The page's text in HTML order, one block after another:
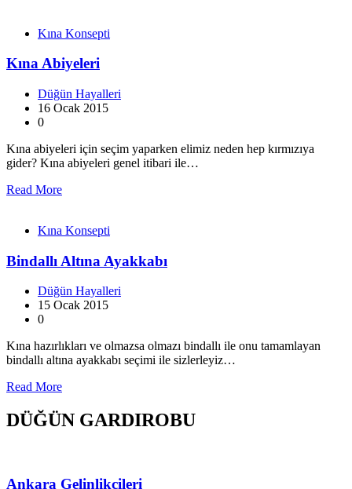
Kına Konsepti
Kına Abiyeleri
Düğün Hayalleri
16 Ocak 2015
0
Kına abiyeleri için seçim yaparken elimiz neden hep kırmızıya
gider? Kına abiyeleri genel itibari ile…
Read More
Kına Konsepti
Bindallı Altına Ayakkabı
Düğün Hayalleri
15 Ocak 2015
0
Kına hazırlıkları ve olmazsa olmazı bindallı ile onu tamamlayan
bindallı altına ayakkabı seçimi ile sizlerleyiz…
Read More
DÜĞÜN GARDIROBU
Ankara Gelinlikçileri